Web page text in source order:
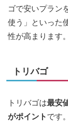
ゴで安いプラン
使う」といった
性が高まります。
トリバゴ
トリバゴは最安
がポイント です。